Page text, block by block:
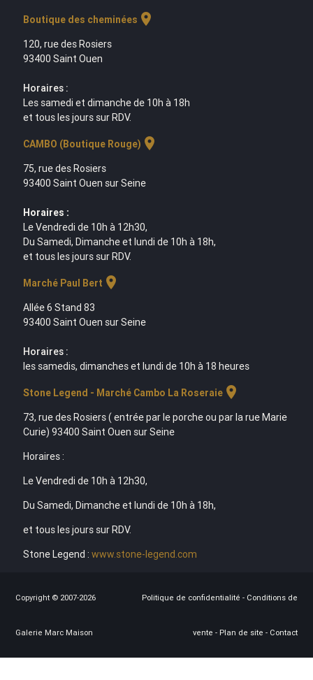
Boutique des cheminées location_on
120, rue des Rosiers
93400 Saint Ouen
Horaires :
Les samedi et dimanche de 10h à 18h
et tous les jours sur RDV.
CAMBO (Boutique Rouge) location_on
75, rue des Rosiers
93400 Saint Ouen sur Seine
Horaires :
Le Vendredi de 10h à 12h30,
Du Samedi, Dimanche et lundi de 10h à 18h,
et tous les jours sur RDV.
Marché Paul Bert location_on
Allée 6 Stand 83
93400 Saint Ouen sur Seine
Horaires :
les samedis, dimanches et lundi de 10h à 18 heures
Stone Legend - Marché Cambo La Roseraielocation_on
73, rue des Rosiers ( entrée par le porche ou par la rue Marie
Curie) 93400 Saint Ouen sur Seine
Horaires :
Le Vendredi de 10h à 12h30,
Du Samedi, Dimanche et lundi de 10h à 18h,
et tous les jours sur RDV.
Stone Legend : www.stone-legend.com
Copyright © 2007-2026
Galerie Marc Maison
Politique de confidentialité - Conditions de
vente - Plan de site - Contact